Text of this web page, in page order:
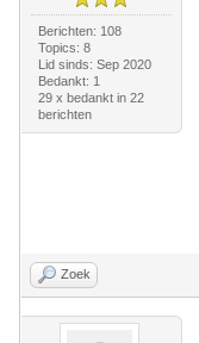
Berichten: 108
Topics: 8
Lid sinds: Sep 2020
Bedankt: 1
29 x bedankt in 22
berichten
Zoek